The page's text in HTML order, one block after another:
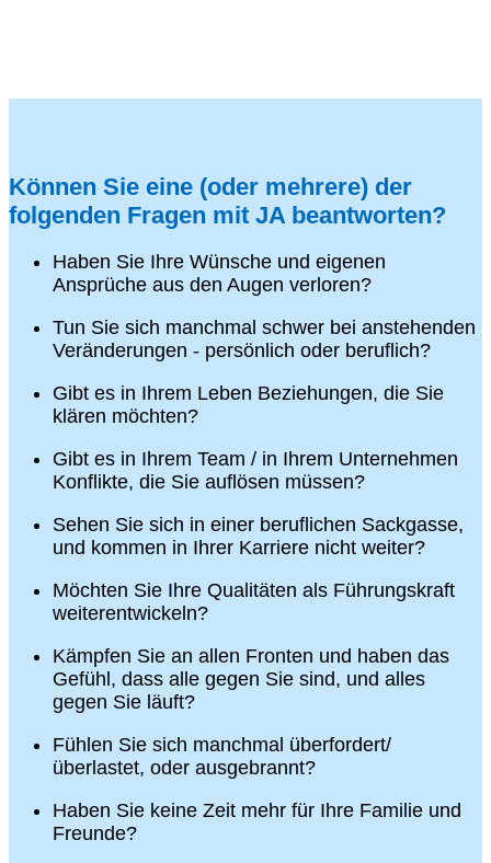
Können Sie eine (oder mehrere) der
folgenden Fragen mit JA beantworten?
Haben Sie Ihre Wünsche und eigenen
Ansprüche aus den Augen verloren?
Tun Sie sich manchmal schwer bei anstehenden
Veränderungen - persönlich oder beruflich?
Gibt es in Ihrem Leben Beziehungen, die Sie
klären möchten?
Gibt es in Ihrem Team / in Ihrem Unternehmen
Konflikte, die Sie auflösen müssen?
Sehen Sie sich in einer beruflichen Sackgasse,
und kommen in Ihrer Karriere nicht weiter?
Möchten Sie Ihre Qualitäten als Führungskraft
weiterentwickeln?
Kämpfen Sie an allen Fronten und haben das
Gefühl, dass alle gegen Sie sind, und alles
gegen Sie läuft?
Fühlen Sie sich manchmal überfordert/
überlastet, oder ausgebrannt?
Haben Sie keine Zeit mehr für Ihre Familie und
Freunde?